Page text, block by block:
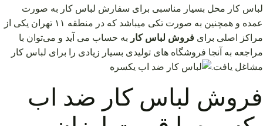
لباس کار محل بسیار مناسبی برای سفارش لباس کار به صورت
عمده و همچنین به صورت تکی میباشد که در منطقه ۱۱ تهران یکی از
مراکز اصلی برای فروش لباس کار به حساب می آید و می‌توان با
مراجعه به آنجا فروشگاه های تولیدی بسیار زیادی را برای لباس کار
مشاغل یافت.
فروش لباس کار ضد اب